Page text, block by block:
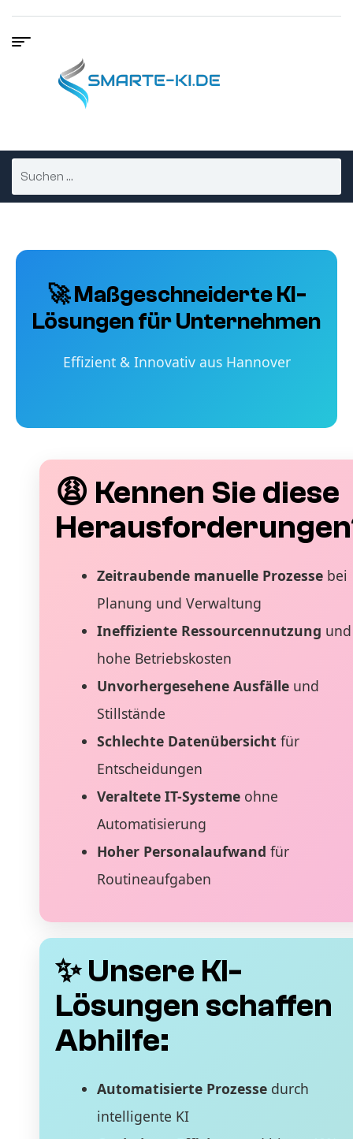
🚀 Maßgeschneiderte KI-
Lösungen für Unternehmen
Effizient & Innovativ aus Hannover
😩 Kennen Sie diese
Zeitraubende manuelle Prozessebei
Planung und Verwaltung
Ineffiziente Ressourcennutzung und
hohe Betriebskosten
Unvorhergesehene Ausfälleund
Stillstände
Schlechte Datenübersicht für
Entscheidungen
Veraltete IT-Systemeohne
Automatisierung
Hoher Personalaufwand für
Routineaufgaben
✨ Unsere KI-
Lösungen schaffen
Abhilfe:
Automatisierte Prozessedurch
intelligente KI